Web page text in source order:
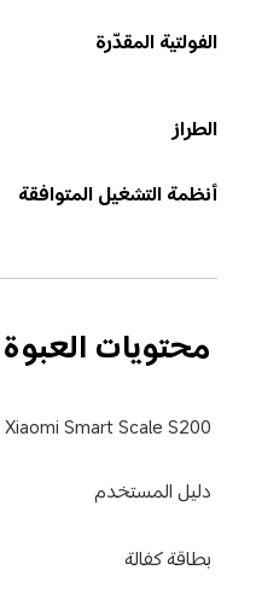
الفولتية المقدّرة
الطراز
أنظمة التشغيل المتوافقة
محتويات العبوة
Xiaomi Smart Scale S200
دليل المستخدم
بطاقة كفالة